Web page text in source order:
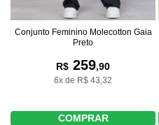
Conjunto Feminino Molecotton Gaia
Preto
R$ 259,90
6x de R$ 43,32
COMPRAR